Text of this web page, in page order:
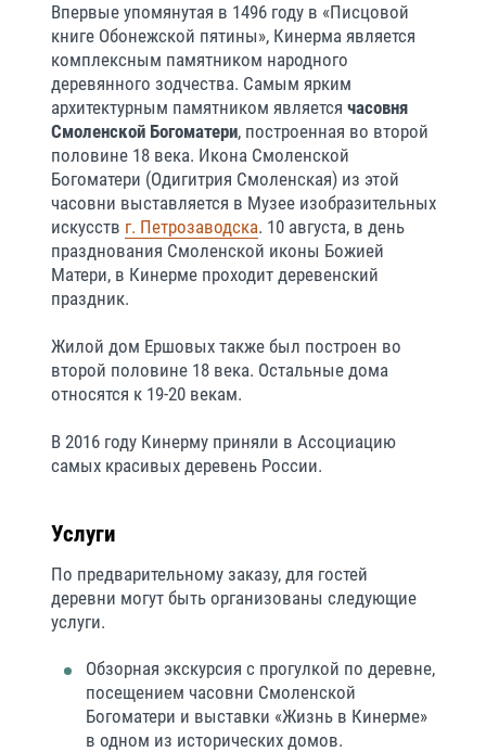
Впервые упомянутая в 1496 году в «Писцовой
книге Обонежской пятины», Кинерма является
комплексным памятником народного
деревянного зодчества. Самым ярким
архитектурным памятником является часовня
Смоленской Богоматери, построенная во второй
половине 18 века. Икона Смоленской
Богоматери (Одигитрия Смоленская) из этой
часовни выставляется в Музее изобразительных
искусств г. Петрозаводска. 10 августа, в день
празднования Смоленской иконы Божией
Матери, в Кинерме проходит деревенский
праздник.
Жилой дом Ершовых также был построен во
второй половине 18 века. Остальные дома
относятся к 19-20 векам.
В 2016 году Кинерму приняли в Ассоциацию
самых красивых деревень России.
Услуги
По предварительному заказу, для гостей
деревни могут быть организованы следующие
услуги.
Обзорная экскурсия с прогулкой по деревне,
посещением часовни Смоленской
Богоматери и выставки «Жизнь в Кинерме»
в одном из исторических домов.